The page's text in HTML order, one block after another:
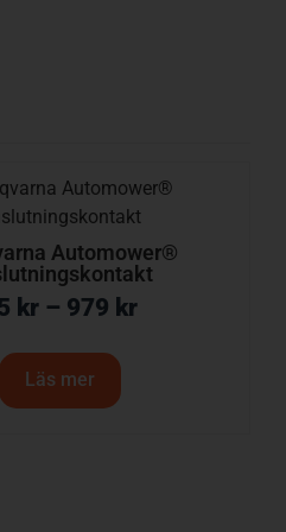
Automower®
kr – 979 kr
Läs mer